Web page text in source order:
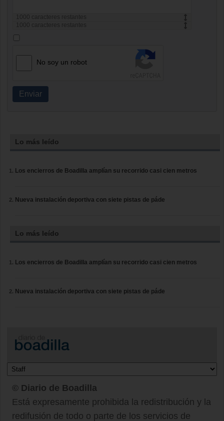
1000
caracteres restantes
1000
caracteres restantes
No soy un robot
Enviar
Lo más leído
Los encierros de Boadilla amplían su recorrido casi cien metros
Nueva instalación deportiva con siete pistas de páde
Lo más leído
Los encierros de Boadilla amplían su recorrido casi cien metros
Nueva instalación deportiva con siete pistas de páde
© Diario de Boadilla
Está expresamente prohibida la redistribución y la
redifusión de todo o parte de los servicios de